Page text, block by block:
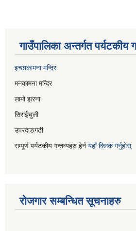
गाउँपालिका अन्तर्गत पर्यटकीय
इच्छाकामना मन्दिर
मनकामना मन्दिर
लामो झरना
सिराईचुली
उपरदाङगढी
सम्पूर्ण पर्यटकीय गन्तव्यहरु हेर्न यहाँ क्लिक गर्नुहोस्
रोजगार सम्बन्धित सूचनाहरु